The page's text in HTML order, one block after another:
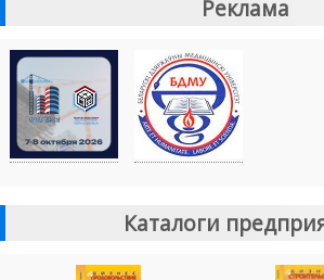
Реклама
Каталоги